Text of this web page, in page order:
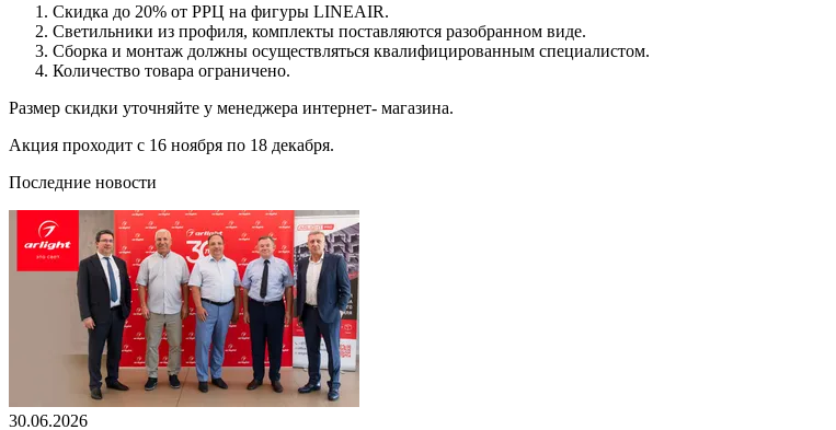
Скидка до 20% от РРЦ на фигуры LINEAIR.
Светильники из профиля, комплекты поставляются разобранном виде.
Сборка и монтаж должны осуществляться квалифицированным специалистом.
Количество товара ограничено.
Размер скидки уточняйте у менеджера интернет- магазина.
Акция проходит с 16 ноября по 18 декабря.
Последние новости
30.06.2026